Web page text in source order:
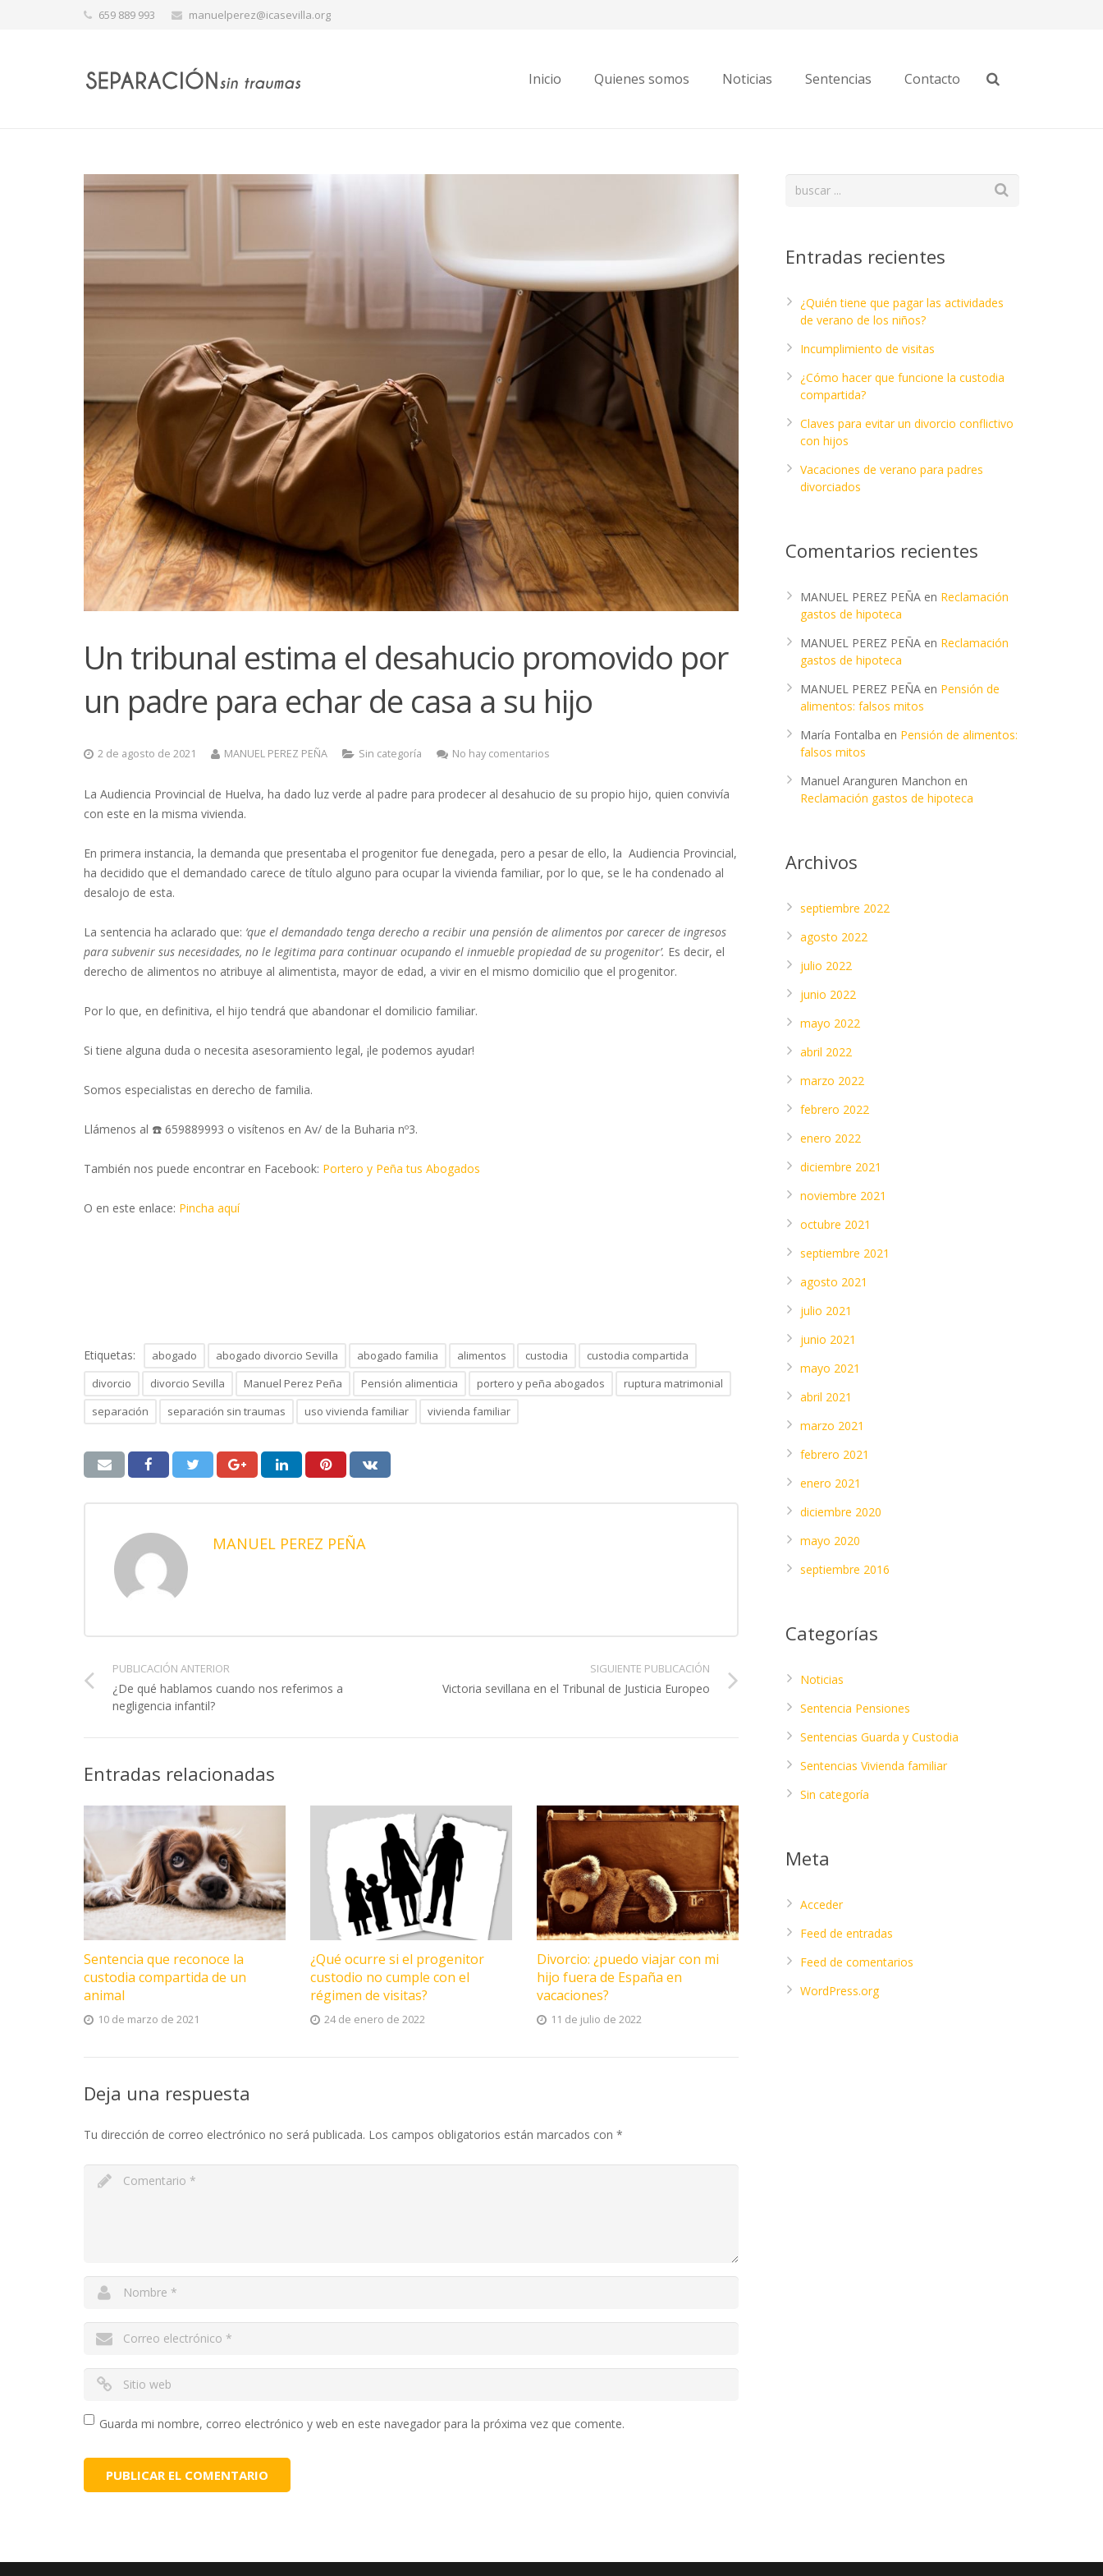
659 889 993 manuelperez@icasevilla.org
Inicio Quienes somos Noticias Sentencias Contacto
Un tribunal estima el desahucio promovido por
un padre para echar de casa a su hijo
2 de agosto de 2021 MANUEL PEREZ PEÑA Sin categoría No hay comentarios
La Audiencia Provincial de Huelva, ha dado luz verde al padre para prodecer al desahucio de su propio hijo, quien convivía
con este en la misma vivienda.
En primera instancia, la demanda que presentaba el progenitor fue denegada, pero a pesar de ello, la Audiencia Provincial,
ha decidido que el demandado carece de título alguno para ocupar la vivienda familiar, por lo que, se le ha condenado al
desalojo de esta.
La sentencia ha aclarado que: ‘que el demandado tenga derecho a recibir una pensión de alimentos por carecer de ingresos
para subvenir sus necesidades, no le legitima para continuar ocupando el inmueble propiedad de su progenitor’. Es decir, el
derecho de alimentos no atribuye al alimentista, mayor de edad, a vivir en el mismo domicilio que el progenitor.
Por lo que, en definitiva, el hijo tendrá que abandonar el domilicio familiar.
Si tiene alguna duda o necesita asesoramiento legal, ¡le podemos ayudar!
Somos especialistas en derecho de familia.
Llámenos al ☎️ 659889993 o visítenos en Av/ de la Buharia nº3.
También nos puede encontrar en Facebook: Portero y Peña tus Abogados
O en este enlace: Pincha aquí
Etiquetas: abogado abogado divorcio Sevilla abogado familia alimentos custodia
custodia compartida
divorcio
divorcio Sevilla Manuel Perez Peña Pensión alimenticia portero y peña abogados
ruptura matrimonial
separación
separación sin traumas uso vivienda familiar vivienda familiar
MANUEL PEREZ PEÑA
PUBLICACIÓN ANTERIOR
¿De qué hablamos cuando nos referimos a
negligencia infantil?
SIGUIENTE PUBLICACIÓN
Victoria sevillana en el Tribunal de Justicia Europeo
Entradas relacionadas
Sentencia que reconoce la
custodia compartida de un
animal
10 de marzo de 2021
¿Qué ocurre si el progenitor
custodio no cumple con el
régimen de visitas?
24 de enero de 2022
Divorcio: ¿puedo viajar con mi
hijo fuera de España en
vacaciones?
11 de julio de 2022
Deja una respuesta
Tu dirección de correo electrónico no será publicada. Los campos obligatorios están marcados con *
Guarda mi nombre, correo electrónico y web en este navegador para la próxima vez que comente.
Entradas recientes
¿Quién tiene que pagar las actividades
de verano de los niños?
Incumplimiento de visitas
¿Cómo hacer que funcione la custodia
compartida?
Claves para evitar un divorcio conflictivo
con hijos
Vacaciones de verano para padres
divorciados
Comentarios recientes
MANUEL PEREZ PEÑA en Reclamación
gastos de hipoteca
MANUEL PEREZ PEÑA en Reclamación
gastos de hipoteca
MANUEL PEREZ PEÑA en Pensión de
alimentos: falsos mitos
María Fontalba en Pensión de alimentos:
falsos mitos
Manuel Aranguren Manchon en
Reclamación gastos de hipoteca
Archivos
septiembre 2022
agosto 2022
julio 2022
junio 2022
mayo 2022
abril 2022
marzo 2022
febrero 2022
enero 2022
diciembre 2021
noviembre 2021
octubre 2021
septiembre 2021
agosto 2021
julio 2021
junio 2021
mayo 2021
abril 2021
marzo 2021
febrero 2021
enero 2021
diciembre 2020
mayo 2020
septiembre 2016
Categorías
Noticias
Sentencia Pensiones
Sentencias Guarda y Custodia
Sentencias Vivienda familiar
Sin categoría
Meta
Acceder
Feed de entradas
Feed de comentarios
WordPress.org